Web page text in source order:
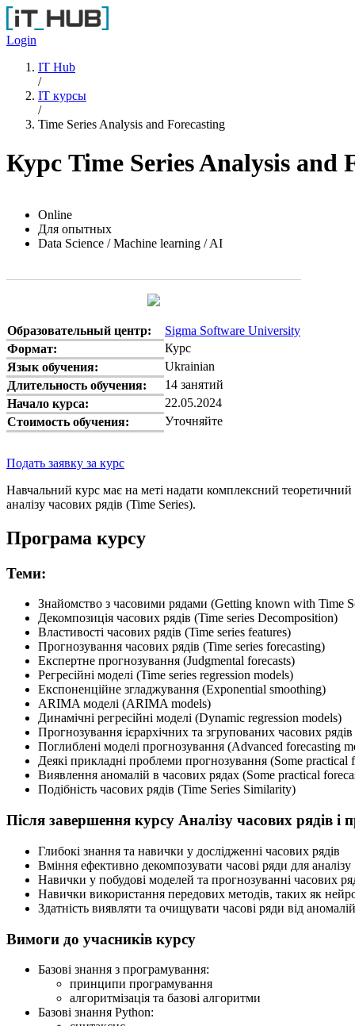
Перейти к основному содержанию
Login
IT Hub
/
IT курсы
/
Time Series Analysis and Forecasting
Курс Time Series Analysis and
Online
Для опытных
Data Science / Machine learning / AI
Образовательный центр:
Sigma Software University
Формат:
Курс
Язык обучения:
Ukrainian
Длительность обучения:
14 занятий
Начало курса:
22.05.2024
Стоимость обучения:
Уточняйте
Подать заявку за курс
Навчальний курс має на меті надати комплексний теоретичний
аналізу часових рядів (Time Series).
Програма курсу
Теми:
Знайомство з часовими рядами (Getting known with Time
Декомпозиція часових рядів (Time series Decomposition)
Властивості часових рядів (Time series features)
Прогнозування часових рядів (Time series forecasting)
Експертне прогнозування (Judgmental forecasts)
Регресійні моделі (Time series regression models)
Експоненційне згладжування (Exponential smoothing)
ARIMA моделі (ARIMA models)
Динамічні регресійні моделі (Dynamic regression models)
Прогнозування ієрархічних та згрупованих часових
Поглиблені моделі прогнозування (Advanced forecasting
Деякі прикладні проблеми прогнозування (Some practical
Виявлення аномалій в часових рядах (Some practical
Подібність часових рядів (Time Series Similarity)
Після завершення курсу Аналізу часових рядів
Глибокі знання та навички у дослідженні часових рядів
Вміння ефективно декомпозувати часові ряди для аналізу
Навички у побудові моделей та прогнозуванні часових
Навички використання передових методів, таких як
Здатність виявляти та очищувати часові ряди від аномалій
Вимоги до учасників курсу
Базові знання з програмування:
принципи програмування
алгоритмізація та базові алгоритми
Базові знання Python: